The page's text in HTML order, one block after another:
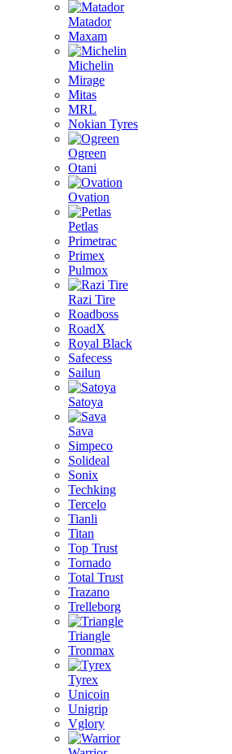
Matador
Maxam
Michelin
Mirage
Mitas
MRL
Nokian Tyres
Ogreen
Otani
Ovation
Petlas
Primetrac
Primex
Pulmox
Razi Tire
Roadboss
RoadX
Royal Black
Safecess
Sailun
Satoya
Sava
Simpeco
Solideal
Sonix
Techking
Tercelo
Tianli
Titan
Top Trust
Tornado
Total Trust
Trazano
Trelleborg
Triangle
Tronmax
Tyrex
Unicoin
Unigrip
Vglory